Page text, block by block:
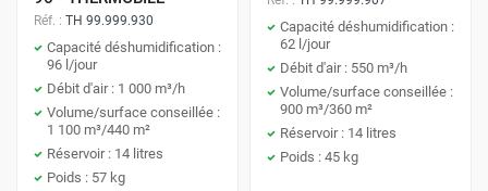
Réf. : TH 99.999.930
Capacité déshumidification :
96 l/jour
Débit d'air : 1 000 m³/h
Volume/surface conseillée :
1 100 m³/440 m²
Réservoir : 14 litres
Poids : 57 kg
Capacité déshumidification :
62 l/jour
Débit d'air : 550 m³/h
Volume/surface conseillée :
900 m³/360 m²
Réservoir : 14 litres
Poids : 45 kg